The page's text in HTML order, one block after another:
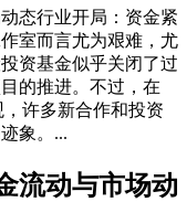
态行业开局：资金紧
室而言尤为艰难，尤
资基金似乎关闭了过
的推进。不过，在
许多新合作和投资
象。...
流动与市场动